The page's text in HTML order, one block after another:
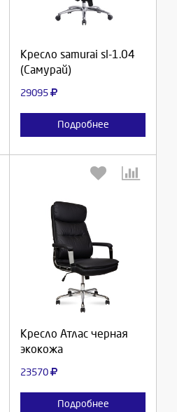
Кресло samurai sl-1.04
(Самурай)
29095
Подробнее
Отмена
Кресло Атлас черная
экокожа
23570
Подробнее
Выберите количество: